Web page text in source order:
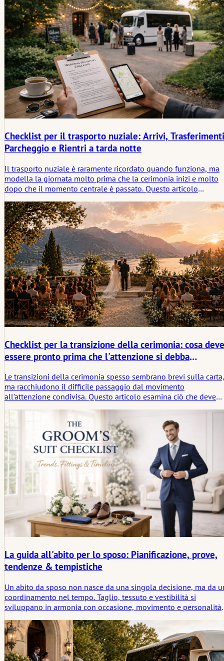
Checklist per il trasporto nuziale: Arrivi,
Parcheggio e Rientri a tarda notte
Il trasporto nuziale è raramente ricordato quando funziona, ma
modella la giornata molto prima che la cerimonia inizi e molto
dopo che il momento centrale è passato. Questo articolo
trasferimenti, parcheggio e ritorni a tarda notte, e perché
movimento e attesa sono più strettamente collegati di quanto
molte coppie si aspettino.
Checklist per la transizione della cerimonia: cosa deve
essere pronto prima che l'attenzione si debba
Le transizioni della cerimonia spesso sembrano brevi sulla carta,
ma racchiudono il difficile passaggio dal movimento
all'attenzione condivisa. Questo articolo esamina ciò che deve
e l'audio ai segnali, alla quiete e alla più silenziosa
emotiva della sala.
La guida all'abito per lo sposo: Pianificazione, prove,
tendenze & tempistiche
Un abito da sposo non nasce da una singola decisione, ma da
coordinamento nel tempo. Taglio, tessuto e vestibilità si
sviluppano in armonia con occasione, movimento e personalità.
giornata in modo discreto e lascia spazio alla presenza.